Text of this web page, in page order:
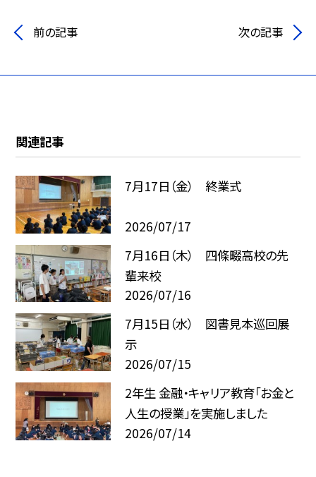
前の記事 次の記事
関連記事
7月17日（金） 終業式
2026/07/17
7月16日（木） 四條畷高校の先
輩来校
2026/07/16
7月15日（水） 図書見本巡回展
示
2026/07/15
2年生 金融・キャリア教育「お金と
人生の授業」を実施しました
2026/07/14